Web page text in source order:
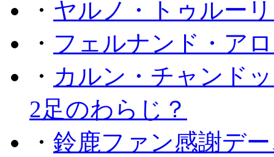
・ ヤルノ・トゥルー
・ フェルナンド・ア
・ カルン・チャンド
2足のわらじ？
・ 鈴鹿ファン感謝デ